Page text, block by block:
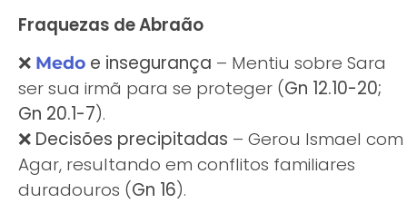
Fraquezas de Abraão
❌ Medo e insegurança – Mentiu sobre Sara
ser sua irmã para se proteger (Gn 12.10-20;
Gn 20.1-7).
❌ Decisões precipitadas – Gerou Ismael com
Agar, resultando em conflitos familiares
duradouros (Gn 16).